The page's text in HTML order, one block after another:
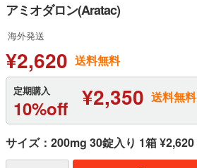
アミオダロン(Aratac)
海外発送
¥2,620 送料無料
定期購入
10%off ¥2,350 送料無料
サイズ：200mg 30錠入り 1箱 ¥2,620